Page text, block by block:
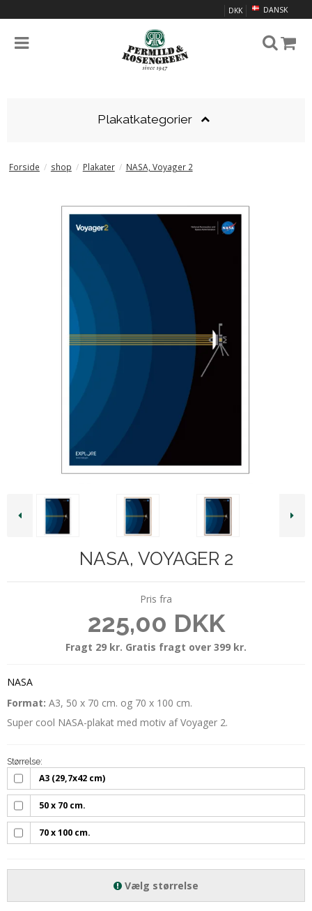
DANSK
DKK
Plakatkategorier
Forside / shop / Plakater / NASA, Voyager 2
NASA, VOYAGER 2
Pris fra
225,00 DKK
Fragt 29 kr. Gratis fragt over 399 kr.
NASA
Format: A3, 50 x 70 cm. og 70 x 100 cm.
Super cool NASA-plakat med motiv af Voyager 2.
Størrelse:
A3 (29,7x42 cm)
50 x 70 cm.
70 x 100 cm.
Vælg størrelse